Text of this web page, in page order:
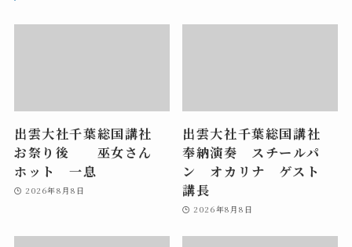
出雲大社千葉総国講社
お祭り後 巫女さん
ホット 一息
2026年8月8日
出雲大社千葉総国講社
奉納演奏 スチールパ
ン オカリナ ゲスト
講長
2026年8月8日